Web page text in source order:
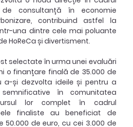
de consultanță în economie
contribuind astfel la
una dintre cele mai poluante
HoReCa și divertisment.
selectate în urma unei evaluări
o finanțare finală de 35.000 de
a-și dezvolta ideile și pentru a
în comunitatea
lor complet în cadrul
finaliste au beneficiat de
de euro, cu cei 3.000 de